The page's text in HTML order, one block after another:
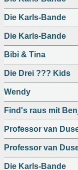
Die Karls-Bande
Die Karls-Bande
Bibi & Tina
Die Drei ??? Kids
Wendy
Find's raus mit
Professor van
Professor van
Die Karls-Bande